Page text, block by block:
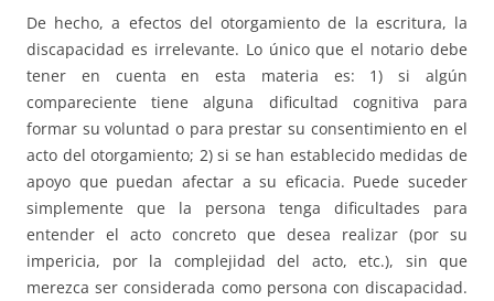
De hecho, a efectos del otorgamiento de la escritura, la
discapacidad es irrelevante. Lo único que el notario debe
tener en cuenta en esta materia es: 1) si algún
compareciente tiene alguna dificultad cognitiva para
formar su voluntad o para prestar su consentimiento en el
acto del otorgamiento; 2) si se han establecido medidas de
apoyo que puedan afectar a su eficacia. Puede suceder
simplemente que la persona tenga dificultades para
entender el acto concreto que desea realizar (por su
impericia, por la complejidad del acto, etc.), sin que
merezca ser considerada como persona con discapacidad.